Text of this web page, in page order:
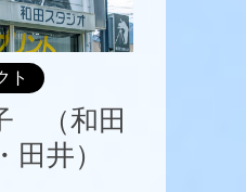
ト
（和田
田井）